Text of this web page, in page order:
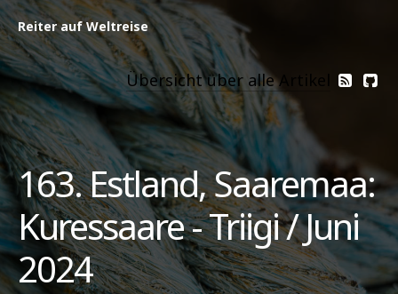
Reiter auf Weltreise
Übersicht über alle Artikel
163. Estland, Saaremaa:
Kuressaare - Triigi / Juni
2024